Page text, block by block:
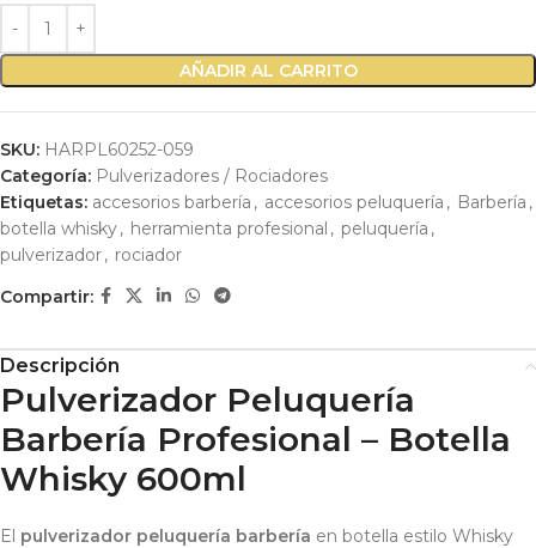
AÑADIR AL CARRITO
SKU: HARPL60252-059
Categoría: Pulverizadores / Rociadores
Etiquetas: accesorios barbería , accesorios peluquería , Barbería ,
botella whisky, herramienta profesional , peluquería ,
pulverizador, rociador
Compartir:
Descripción
Pulverizador Peluquería
Barbería Profesional – Botella
Whisky 600ml
El pulverizador peluquería barbería en botella estilo Whisky